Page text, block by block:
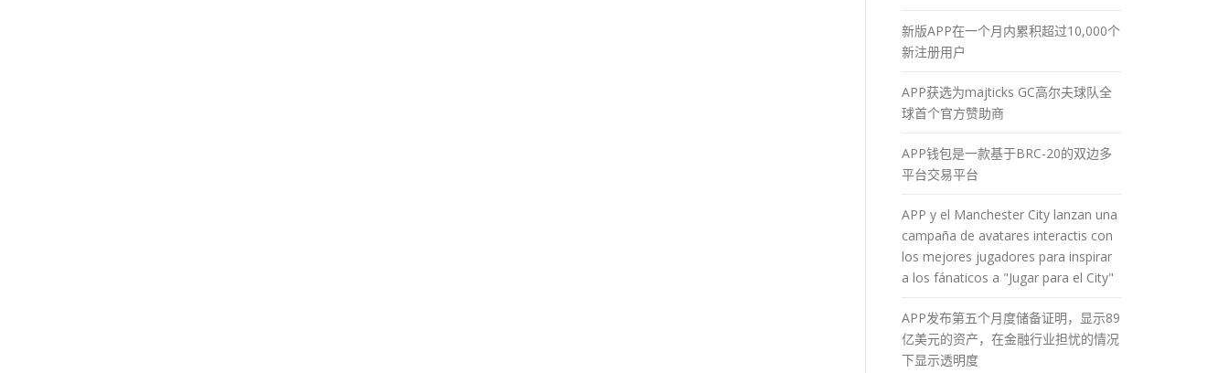
新版APP在一个月内累积超过10,000个
新注册用户
APP获选为majticks GC高尔夫球队全
球首个官方赞助商
APP钱包是一款基于BRC-20的双边多
平台交易平台
APP y el Manchester City lanzan una
campaña de avatares interactis con
los mejores jugadores para inspirar
a los fánaticos a "Jugar para el City"
APP发布第五个月度储备证明，显示89
亿美元的资产，在金融行业担忧的情况
下显示透明度